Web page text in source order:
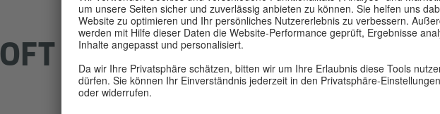
OFT GESTELLTE FRAGEN